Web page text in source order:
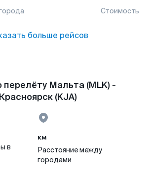
Стоимость
больше рейсов
Мальта (MLK) -
Красноярск (KJA)
в
км
Расстояние между
городами